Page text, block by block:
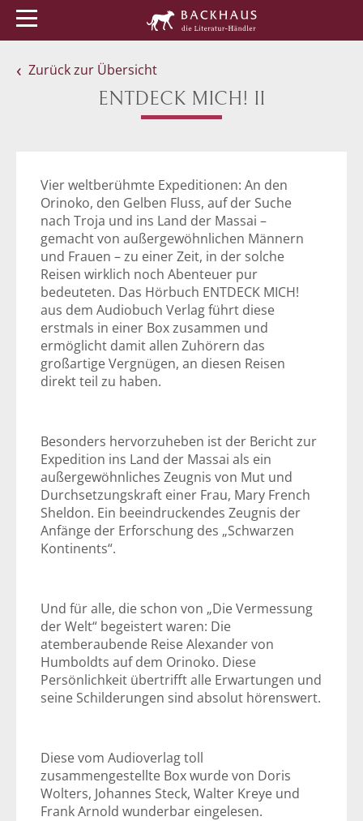
Zurück zur Übersicht
ENTDECK MICH! II
Vier weltberühmte Expeditionen: An den
Orinoko, den Gelben Fluss, auf der Suche
nach Troja und ins Land der Massai –
gemacht von außergewöhnlichen Männern
und Frauen – zu einer Zeit, in der solche
Reisen wirklich noch Abenteuer pur
bedeuteten. Das Hörbuch ENTDECK MICH!
aus dem Audiobuch Verlag führt diese
erstmals in einer Box zusammen und
ermöglicht damit allen Zuhörern das
großartige Vergnügen, an diesen Reisen
direkt teil zu haben.
Besonders hervorzuheben ist der Bericht zur
Expedition ins Land der Massai als ein
außergewöhnliches Zeugnis von Mut und
Durchsetzungskraft einer Frau, Mary French
Sheldon. Ein beeindruckendes Zeugnis der
Anfänge der Erforschung des „Schwarzen
Kontinents“.
Und für alle, die schon von „Die Vermessung
der Welt“ begeistert waren: Die
atemberaubende Reise Alexander von
Humboldts auf dem Orinoko. Diese
Persönlichkeit übertrifft alle Erwartungen und
seine Schilderungen sind absolut hörenswert.
Diese vom Audioverlag toll
zusammengestellte Box wurde von Doris
Wolters, Johannes Steck, Walter Kreye und
Frank Arnold wunderbar eingelesen.